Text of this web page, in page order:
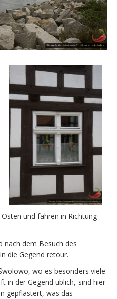
und fahren in Richtung
nach dem Besuch des
die Gegend retour.
wo es besonders viele
in der Gegend üblich, sind hier
gepflastert, was das